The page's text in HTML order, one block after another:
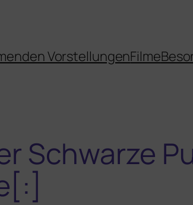
VorstellungenFilme
Schwarze